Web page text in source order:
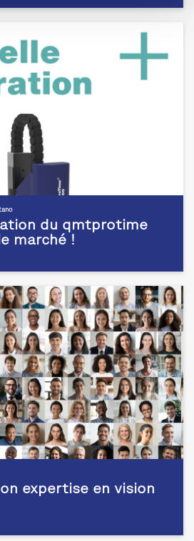
du qmtprotime
marché !
expertise en vision